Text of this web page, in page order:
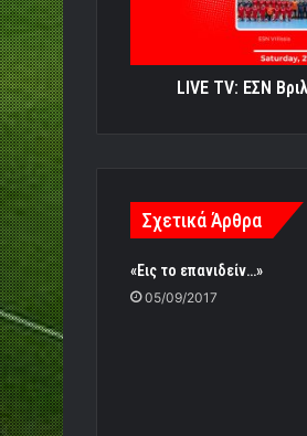
LIVE TV: ΕΣΝ
Σχετικά Άρθρα
«Εις το επανιδείν…»
05/09/2017